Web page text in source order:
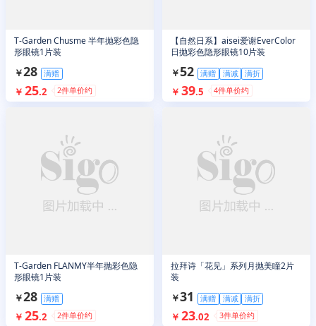
T-Garden Chusme 半年抛彩色隐
形眼镜1片装
￥28 满赠
￥ 25.2 2件单价约
【自然日系】aisei爱谢EverColor
日抛彩色隐形眼镜10片装
￥52 满赠 满减 满折
￥ 39.5 4件单价约
T-Garden FLANMY半年抛彩色隐
形眼镜1片装
￥28 满赠
￥ 25.2 2件单价约
拉拜诗「花见」系列月抛美瞳2片
装
￥31 满赠 满减 满折
￥ 23.02 3件单价约